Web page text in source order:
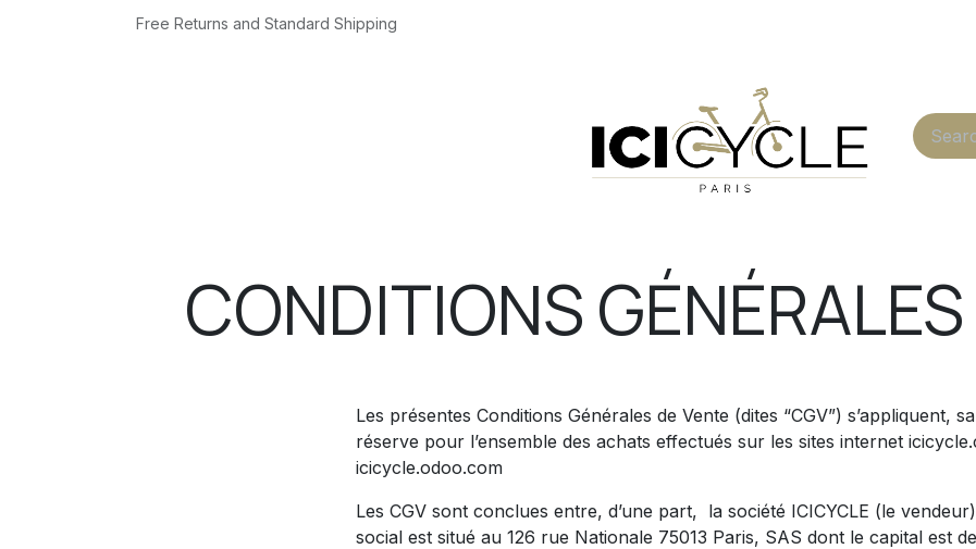
Free Returns and Standard Shipping
CONDITIONS
Les présentes Conditions Générales de Vente (dites “CGV”) s’appliquent,
réserve pour l’ensemble des achats effectués sur les sites internet
icicycle.odoo.com
Les CGV sont conclues entre, d’une part, la société ICICYCLE (le
social est situé au 126 rue Nationale 75013 Paris, SAS dont le capital est